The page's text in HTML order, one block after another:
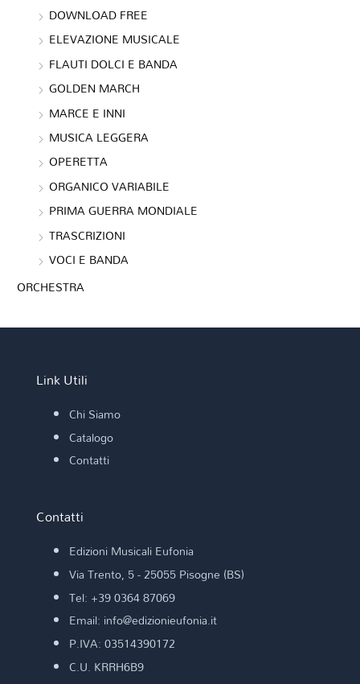
DOWNLOAD FREE
ELEVAZIONE MUSICALE
FLAUTI DOLCI E BANDA
GOLDEN MARCH
MARCE E INNI
MUSICA LEGGERA
OPERETTA
ORGANICO VARIABILE
PRIMA GUERRA MONDIALE
TRASCRIZIONI
VOCI E BANDA
ORCHESTRA
Link Utili
Chi Siamo
Catalogo
Contatti
Contatti
Edizioni Musicali Eufonia
Via Trento, 5 - 25055 Pisogne (BS)
Tel: +39 0364 87069
Email: info@edizionieufonia.it
P.IVA: 03514390172
C.U. KRRH6B9